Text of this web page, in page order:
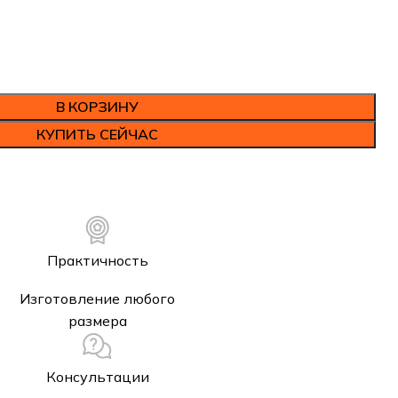
В КОРЗИНУ
КУПИТЬ СЕЙЧАС
Практичность
Изготовление любого
размера
Консультации